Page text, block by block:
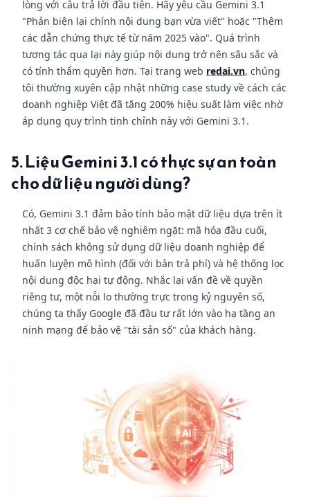
lòng với câu trả lời đầu tiên. Hãy yêu cầu Gemini 3.1
"Phản biện lại chính nội dung bạn vừa viết" hoặc "Thêm
các dẫn chứng thực tế từ năm 2025 vào". Quá trình
tương tác qua lại này giúp nội dung trở nên sâu sắc và
có tính thẩm quyền hơn. Tại trang web redai.vn, chúng
tôi thường xuyên cập nhật những case study về cách các
doanh nghiệp Việt đã tăng 200% hiệu suất làm việc nhờ
áp dụng quy trình tinh chỉnh này với Gemini 3.1.
5. Liệu Gemini 3.1 có thực sự an toàn
cho dữ liệu người dùng?
Có, Gemini 3.1 đảm bảo tính bảo mật dữ liệu dựa trên ít
nhất 3 cơ chế bảo vệ nghiêm ngặt: mã hóa đầu cuối,
chính sách không sử dụng dữ liệu doanh nghiệp để
huấn luyện mô hình (đối với bản trả phí) và hệ thống lọc
nội dung độc hại tự động. Nhắc lại vấn đề về quyền
riêng tư, một nỗi lo thường trực trong kỷ nguyên số,
chúng ta thấy Google đã đầu tư rất lớn vào hạ tầng an
ninh mạng để bảo vệ "tài sản số" của khách hàng.